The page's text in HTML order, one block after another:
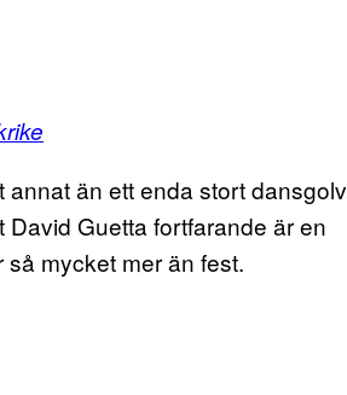
än ett enda stort dansgolv
Guetta fortfarande är en
mycket mer än fest.